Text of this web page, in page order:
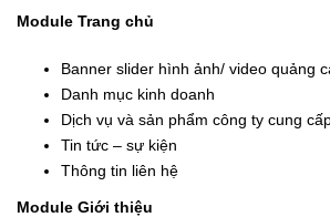
Module Trang chủ
Banner slider hình ảnh/ video quảng
Danh mục kinh doanh
Dịch vụ và sản phẩm công ty cung
Tin tức – sự kiện
Thông tin liên hệ
Module Giới thiệu